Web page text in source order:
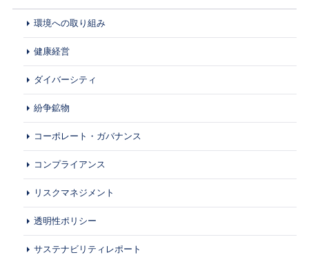
環境への取り組み
健康経営
ダイバーシティ
紛争鉱物
コーポレート・ガバナンス
コンプライアンス
リスクマネジメント
透明性ポリシー
サステナビリティレポート